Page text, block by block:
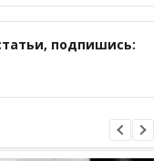
подпишись: